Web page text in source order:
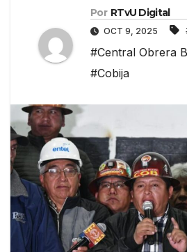
Por RTvU Digital
OCT 9, 2025
#Central Obrera
#Cobija